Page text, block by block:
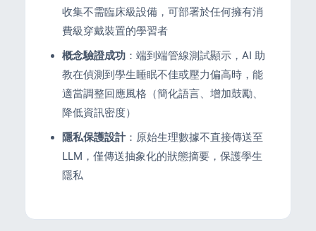
收集不需臨床級設備，可部署於任何擁有消
費級穿戴裝置的學習者
概念驗證成功 ：端到端管線測試顯示，AI 助
教在偵測到學生睡眠不佳或壓力偏高時，能
適當調整回應風格（簡化語言、增加鼓勵、
降低資訊密度）
隱私保護設計：原始生理數據不直接傳送至
LLM，僅傳送抽象化的狀態摘要，保護學生
隱私